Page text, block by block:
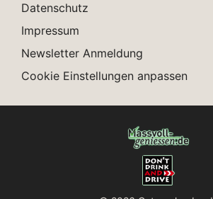
Datenschutz
Impressum
Newsletter Anmeldung
Cookie Einstellungen anpassen